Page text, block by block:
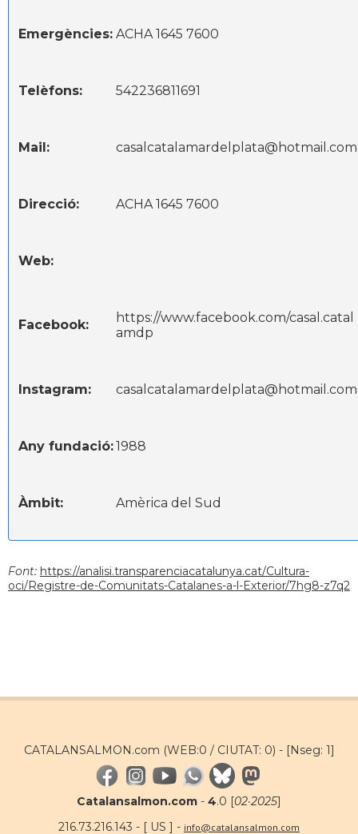
Emergències: ACHA 1645 7600
Telèfons: 542236811691
Mail: casalcatalamardelplata@hotmail.com
Direcció: ACHA 1645 7600
Web:
Facebook:
https://www.facebook.com/casal.catal
amdp
Instagram: casalcatalamardelplata@hotmail.com
Any fundació:1988
Àmbit: Amèrica del Sud
Font: https://analisi.transparenciacatalunya.cat/Cultura-
oci/Registre-de-Comunitats-Catalanes-a-l-Exterior/7hg8-z7q2
CATALANSALMON.com (WEB:0 / CIUTAT: 0) - [Nseg: 1]
Catalansalmon.com - 4.0 [02·2025]
216.73.216.143 - [ US ] - info@catalansalmon.com